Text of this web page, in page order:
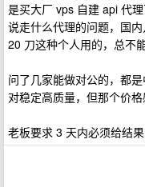
是买大厂 vps 自建 api 代
说走什么代理的问题，国
20 刀这种个人用的，总不
问了几家能做对公的，都
对稳定高质量，但那个价格
老板要求 3 天内必须给结